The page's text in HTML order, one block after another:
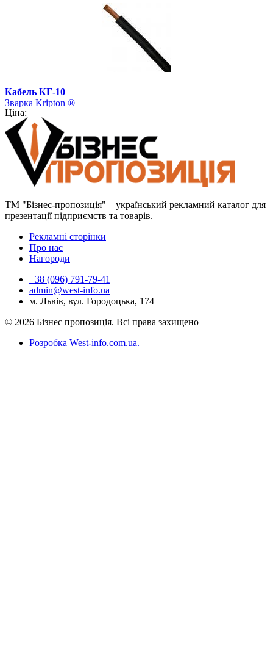
Кабель КГ-10
Зварка Kripton ®
Ціна:
ТМ "Бізнес-пропозиція" – український рекламний каталог для
презентації підприємств та товарів.
Рекламні сторінки
Про нас
Нагороди
+38 (096) 791-79-41
admin@west-info.ua
м. Львів, вул. Городоцька, 174
© 2026 Бізнес пропозиція. Всі права захищено
Розробка West-info.com.ua.